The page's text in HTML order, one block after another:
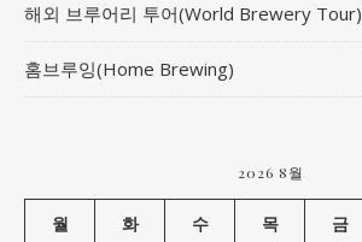
해외 브루어리 투어(World Brewery Tour)
홈브루잉(Home Brewing)
2026 8월
월 화 수 목 금